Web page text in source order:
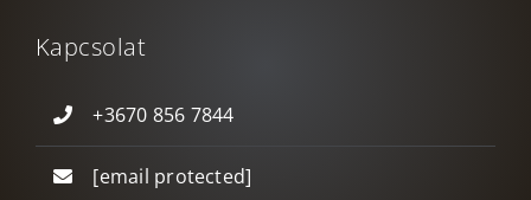
Kapcsolat
+3670 856 7844
[email protected]